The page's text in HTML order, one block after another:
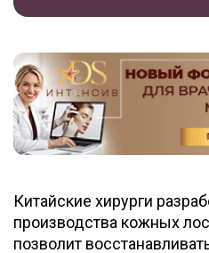
Китайские хирурги
производства кожных
позволит